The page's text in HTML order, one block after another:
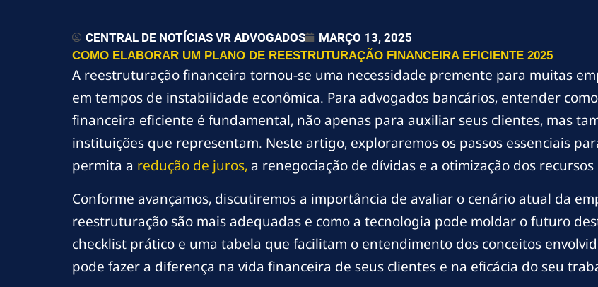
CENTRAL DE NOTÍCIAS VR ADVOGADOS MARÇO 13, 2025
COMO ELABORAR UM PLANO DE REESTRUTURAÇÃO FINANCEIRA EFICIENTE 2025
A reestruturação financeira tornou-se uma necessidade premente para muitas
em tempos de instabilidade econômica. Para advogados bancários, entender
financeira eficiente é fundamental, não apenas para auxiliar seus clientes, mas
instituições que representam. Neste artigo, exploraremos os passos essenciais
permita a redução de juros, a renegociação de dívidas e a otimização dos
Conforme avançamos, discutiremos a importância de avaliar o cenário atual da
reestruturação são mais adequadas e como a tecnologia pode moldar o futuro
checklist prático e uma tabela que facilitam o entendimento dos conceitos
pode fazer a diferença na vida financeira de seus clientes e na eficácia do seu